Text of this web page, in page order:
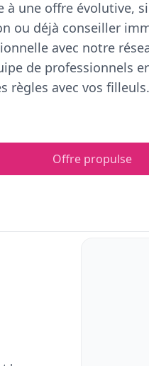
à une offre évolutive,
ou déjà conseiller
avec notre
de professionnels
règles avec vos filleuls.
Offre propulse